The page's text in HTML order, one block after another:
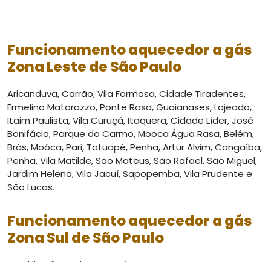
Funcionamento aquecedor a gás
Zona Leste de São Paulo
Aricanduva, Carrão, Vila Formosa, Cidade Tiradentes,
Ermelino Matarazzo, Ponte Rasa, Guaianases, Lajeado,
Itaim Paulista, Vila Curuçá, Itaquera, Cidade Líder, José
Bonifácio, Parque do Carmo, Mooca Água Rasa, Belém,
Brás, Moóca, Pari, Tatuapé, Penha, Artur Alvim, Cangaíba,
Penha, Vila Matilde, São Mateus, São Rafael, São Miguel,
Jardim Helena, Vila Jacuí, Sapopemba, Vila Prudente e
São Lucas.
Funcionamento aquecedor a gás
Zona Sul de São Paulo